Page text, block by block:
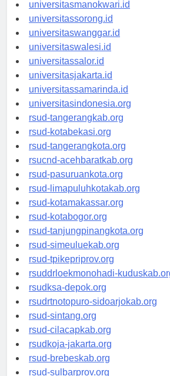
universitasmanokwari.id
universitassorong.id
universitaswanggar.id
universitaswalesi.id
universitassalor.id
universitasjakarta.id
universitassamarinda.id
universitasindonesia.org
rsud-tangerangkab.org
rsud-kotabekasi.org
rsud-tangerangkota.org
rsucnd-acehbaratkab.org
rsud-pasuruankota.org
rsud-limapuluhkotakab.org
rsud-kotamakassar.org
rsud-kotabogor.org
rsud-tanjungpinangkota.org
rsud-simeuluekab.org
rsud-tpikepriprov.org
rsuddrloekmonohadi-kuduskab.org
rsudksa-depok.org
rsudrtnotopuro-sidoarjokab.org
rsud-sintang.org
rsud-cilacapkab.org
rsudkoja-jakarta.org
rsud-brebeskab.org